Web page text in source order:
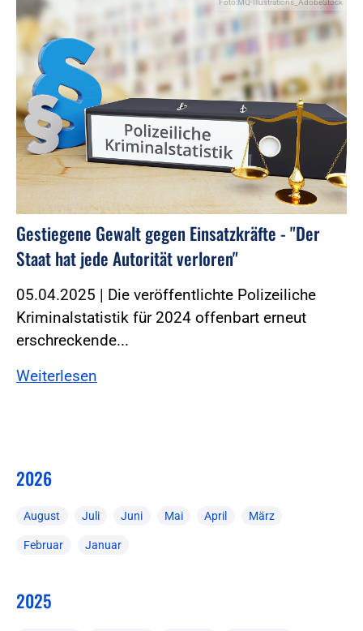
Foto:MQ-Illustrations_AdobeStock
Gestiegene Gewalt gegen Einsatzkräfte - "Der
Staat hat jede Autorität verloren"
05.04.2025 | Die veröffentlichte Polizeiliche
Kriminalstatistik für 2024 offenbart erneut
erschreckende...
Weiterlesen
2026
August Juli Juni Mai April März
Februar Januar
2025